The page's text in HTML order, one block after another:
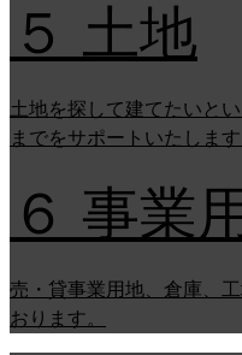
５ 土地
土地を探して建てたいと
までをサポートいたします
６ 事業
売・貸事業用地、倉庫、
おります。